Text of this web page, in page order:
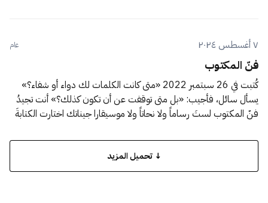
٧ أغسطس ٢٠٢٤ عام
فنّ المكتوب
كُتبت في 26 سبتمبر 2022 «متى كانت الكلمات لك دواء أو شفاء؟»
يسأل سائل، فأجيب: «بل متى توقفت عن أن تكون كذلك؟» أنت تجيدُ
فنّ المكتوب لستَ رساماً ولا نحاتاً ولا موسيقارا جيناتك اختارت الكتابةَ
↓ تحميل المزيد